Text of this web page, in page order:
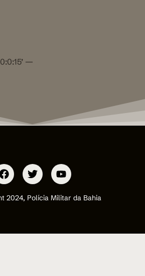
—
2024, Polícia Militar da Bahia